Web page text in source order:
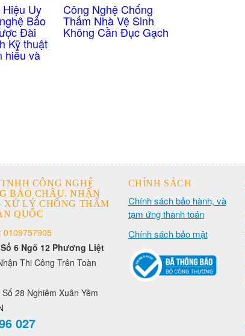
Uy
Bảo
Đài
Kỹ thuật
hiểu và
Công Nghệ Chống
Thấm Nhà Vệ Sinh
Không Cần Đục Gạch
CÔNG NGHỆ
BẢO CHÂU. NHẬN
XỬ LÝ CHỐNG THẤM
QUỐC
0109757905
6 Ngõ 12 Phương Liệt
Thi Công Trên Toàn
28 Nghiêm Xuân Yêm
027
CHÍNH SÁCH
Chính sách bảo hành, và
tạm ứng thanh toán
Chính sách bảo mật